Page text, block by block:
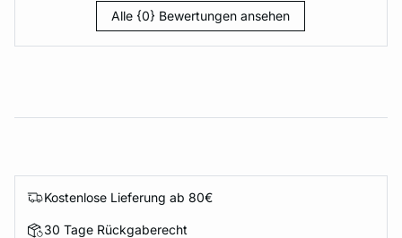
Alle {0} Bewertungen ansehen
Kostenlose Lieferung ab 80€
30 Tage Rückgaberecht